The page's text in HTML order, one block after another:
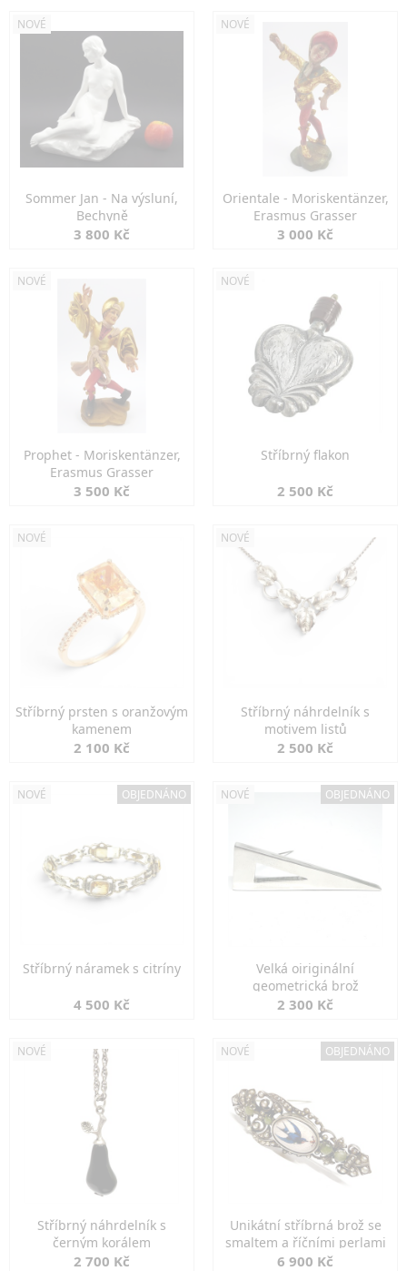
NOVÉ
Sommer Jan - Na výsluní,
Bechyně
3 800 Kč
NOVÉ
Orientale - Moriskentänzer,
Erasmus Grasser
3 000 Kč
NOVÉ
Prophet - Moriskentänzer,
Erasmus Grasser
3 500 Kč
NOVÉ
Stříbrný flakon
2 500 Kč
NOVÉ
Stříbrný prsten s oranžovým
kamenem
2 100 Kč
NOVÉ
Stříbrný náhrdelník s
motivem listů
2 500 Kč
NOVÉ OBJEDNÁNO
Stříbrný náramek s citríny
4 500 Kč
NOVÉ OBJEDNÁNO
Velká oiriginální
geometrická brož
2 300 Kč
NOVÉ
Stříbrný náhrdelník s
černým korálem
2 700 Kč
NOVÉ OBJEDNÁNO
Unikátní stříbrná brož se
smaltem a říčními perlami
6 900 Kč